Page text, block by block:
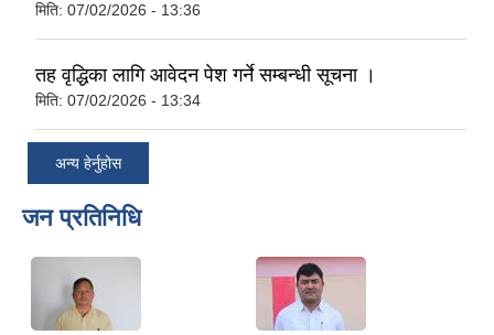
मिति: 07/02/2026 - 13:36
तह वृद्धिका लागि आवेदन पेश गर्ने सम्बन्धी सूचना ।
मिति: 07/02/2026 - 13:34
अन्य हेर्नुहोस
जन प्रतिनिधि